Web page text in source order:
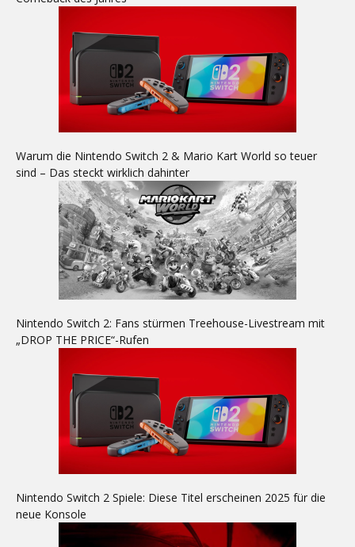
Warum die Nintendo Switch 2 & Mario Kart World so teuer
sind – Das steckt wirklich dahinter
Nintendo Switch 2: Fans stürmen Treehouse-Livestream mit
„DROP THE PRICE“-Rufen
Nintendo Switch 2 Spiele: Diese Titel erscheinen 2025 für die
neue Konsole